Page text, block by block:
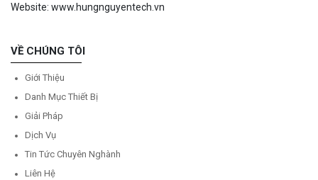
Website: www.hungnguyentech.vn
VỀ CHÚNG TÔI
Giới Thiệu
Danh Mục Thiết Bị
Giải Pháp
Dịch Vụ
Tin Tức Chuyên Nghành
Liên Hệ